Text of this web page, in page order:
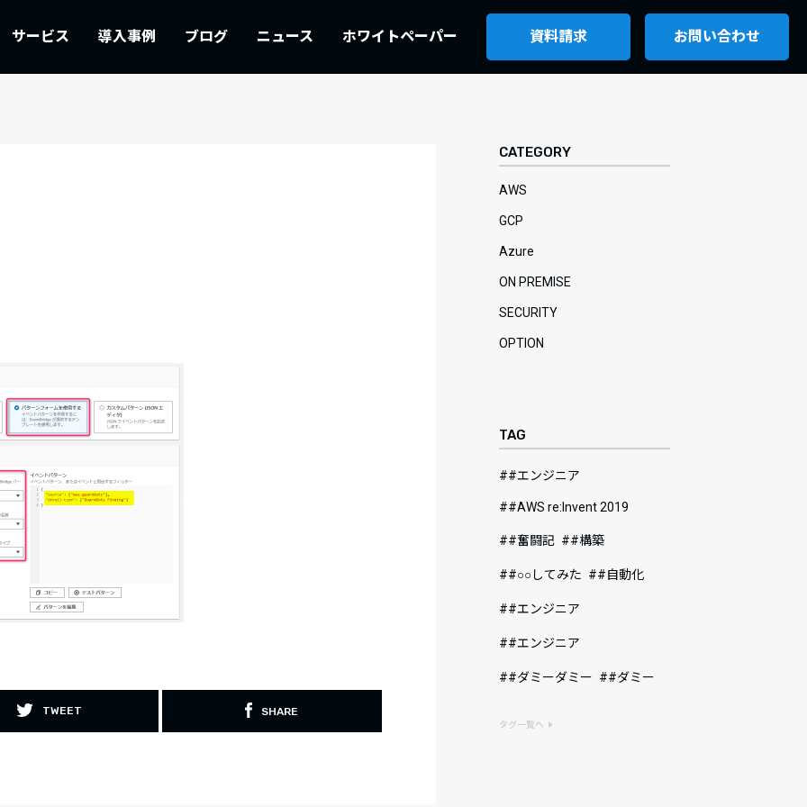
サービス 導入事例 ブログ ニュース ホワイトペーパー 資料請求 お問い合わせ
TWEET SHARE
CATEGORY
AWS
GCP
Azure
ON PREMISE
SECURITY
OPTION
TAG
#エンジニア
#AWS re:Invent 2019
#奮闘記 #構築
#○○してみた #自動化
#エンジニア
#エンジニア
#ダミーダミー #ダミー
タグ一覧へ